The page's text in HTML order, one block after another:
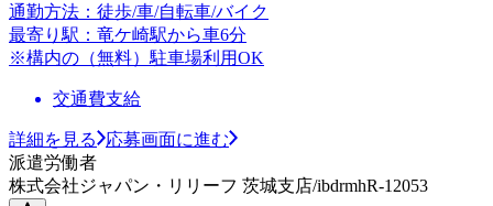
通勤方法：徒歩/車/自転車/バイク
最寄り駅：竜ケ崎駅から車6分
※構内の（無料）駐車場利用OK
交通費支給
詳細を見る
応募画面に進む
派遣労働者
株式会社ジャパン・リリーフ 茨城支店/ibdrmhR-12053